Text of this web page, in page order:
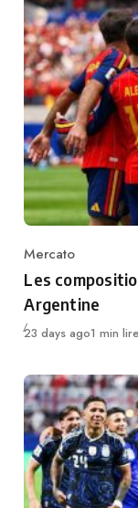
Category
Mercato
Les
Argentine
Publié
23 days ago1 min lire